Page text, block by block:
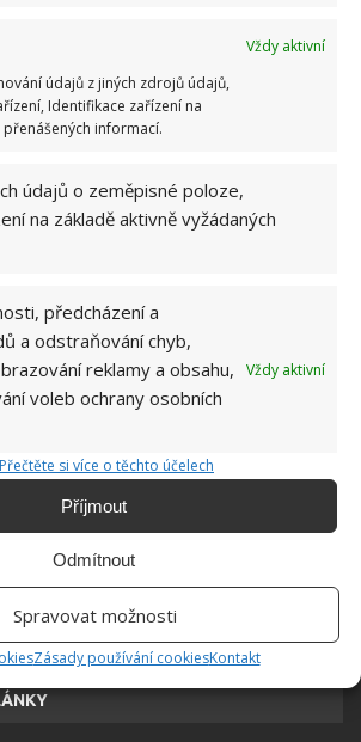
Vždy aktivní
údajů z jiných zdrojů údajů,
Identifikace zařízení na
informací.
údajů o zeměpisné poloze,
na základě aktivně vyžádaných
předcházení a
a odstraňování chyb,
reklamy a obsahu,
voleb ochrany osobních
Vždy aktivní
Přečtěte si více o těchto účelech
Příjmout
Odmítnout
Spravovat možnosti
Zásady používání cookiesKontakt
JÍDLO STRAVOVÁNÍ
Jiří Kolář
univerzity, který je již od malička
velkým kutilem. V podstatě vše, co je
možné najít v j...